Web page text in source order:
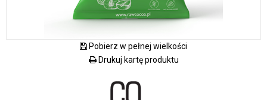
Pobierz w pełnej wielkości
Drukuj kartę produktu